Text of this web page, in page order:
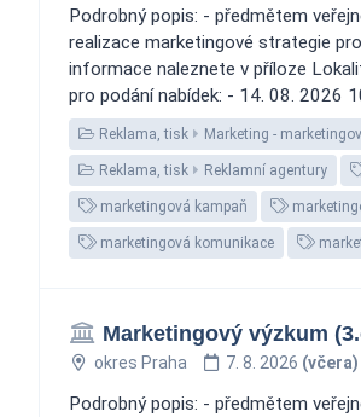
Podrobný popis: - předmětem
realizace marketingové strategie
informace naleznete v příloze
pro podání nabídek: - 14. 08. 2026
Reklama, tisk Marketing -
Reklama, tisk Reklamní agentury
marketingová kampaň
marketingová komunikace
Marketingový výzkum
okres Praha 7. 8. 2026 (včera)
Podrobný popis: - předmětem